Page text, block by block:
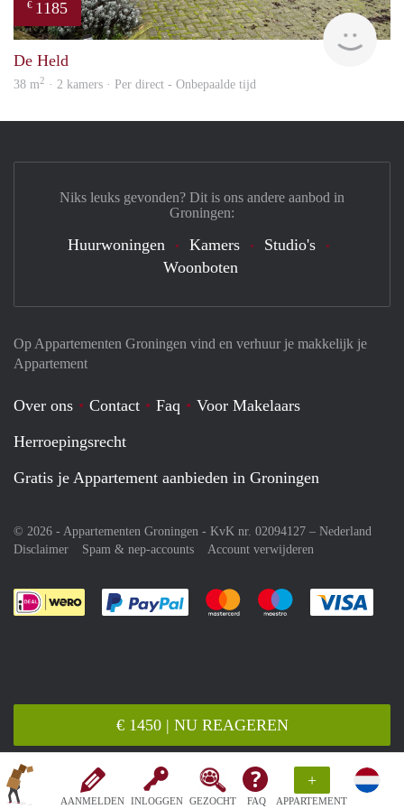
AANMELDEN INLOGGEN GEZOCHT FAQ
+
APPARTEMENT
€ 1450 | NU REAGEREN
€ 1185
De Held
38 m2 · 2 kamers · Per direct - Onbepaalde tijd
Op Appartementen Groningen vind en verhuur je makkelijk je
Appartement
Over ons Contact Faq
Voor Makelaars
Herroepingsrecht
Gratis je Appartement aanbieden in Groningen
© 2026 - Appartementen Groningen - KvK nr. 02094127 – Nederland
Disclaimer
Spam & nep-accounts Account verwijderen
Je rekent gemakkelijk af met Paypal
Je rekent gemakkelijk af met
Je rekent
Niks leuks gevonden? Dit is ons andere aanbod in
Groningen:
Huurwoningen Kamers
Studio's
Woonboten